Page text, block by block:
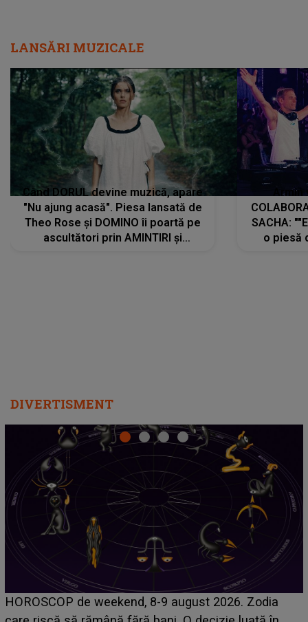
LANSĂRI MUZICALE
Când DORUL devine muzică, apare
"Nu ajung acasă". Piesa lansată de
Theo Rose și DOMINO îi poartă pe
ascultători prin AMINTIRI și
SACHA:
o piesă
DIVERTISMENT
Emanuel a ținut ACEST DETALIU ASCUNS până